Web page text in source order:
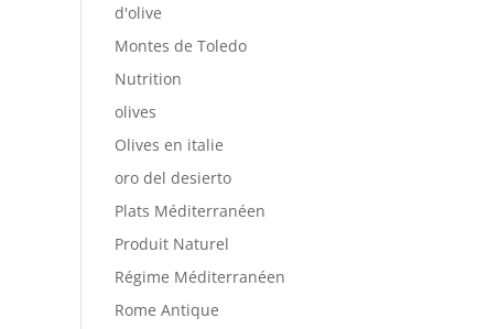
d'olive
Montes de Toledo
Nutrition
olives
Olives en italie
oro del desierto
Plats Méditerranéen
Produit Naturel
Régime Méditerranéen
Rome Antique